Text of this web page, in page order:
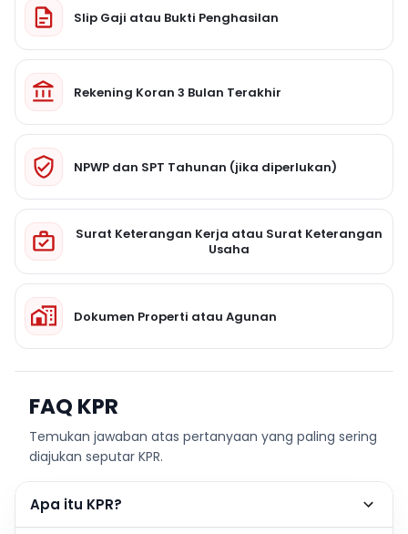
Slip Gaji atau Bukti Penghasilan
Rekening Koran 3 Bulan Terakhir
NPWP dan SPT Tahunan (jika diperlukan)
Surat Keterangan Kerja atau Surat Keterangan
Usaha
Dokumen Properti atau Agunan
FAQ KPR
Temukan jawaban atas pertanyaan yang paling sering
diajukan seputar KPR.
Apa itu KPR?